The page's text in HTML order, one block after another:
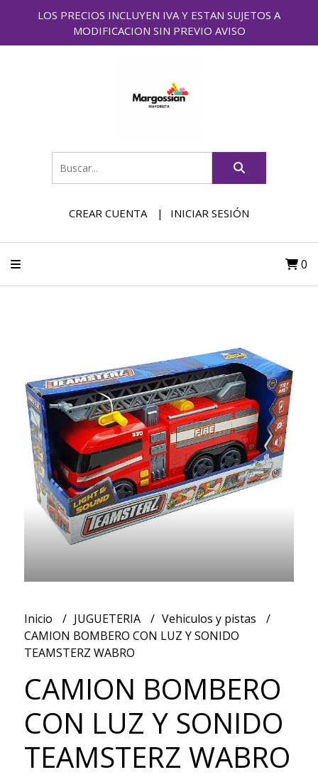
LOS PRECIOS INCLUYEN IVA Y ESTAN SUJETOS A
MODIFICACION SIN PREVIO AVISO
CREAR CUENTA INICIAR SESIÓN
0
Inicio JUGUETERIA
Vehiculos y pistas
CAMION BOMBERO CON LUZ Y SONIDO
TEAMSTERZ WABRO
CAMION BOMBERO
CON LUZ Y SONIDO
TEAMSTERZ WABRO